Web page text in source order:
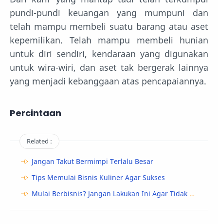
pundi-pundi keuangan yang mumpuni dan
telah mampu membeli suatu barang atau aset
kepemilikan. Telah mampu membeli hunian
untuk diri sendiri, kendaraan yang digunakan
untuk wira-wiri, dan aset tak bergerak lainnya
yang menjadi kebanggaan atas pencapaiannya.
Percintaan
Related :
Jangan Takut Bermimpi Terlalu Besar
Tips Memulai Bisnis Kuliner Agar Sukses
Mulai Berbisnis? Jangan Lakukan Ini Agar Tidak Rugi